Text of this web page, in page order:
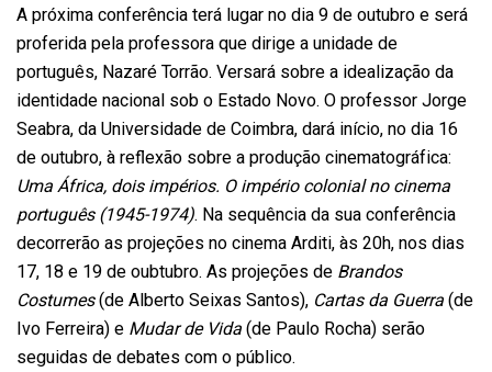
A próxima conferência terá lugar no dia 9 de outubro e será
proferida pela professora que dirige a unidade de
português, Nazaré Torrão. Versará sobre a idealização da
identidade nacional sob o Estado Novo. O professor Jorge
Seabra, da Universidade de Coimbra, dará início, no dia 16
de outubro, à reflexão sobre a produção cinematográfica:
Uma África, dois impérios. O império colonial no cinema
português (1945-1974). Na sequência da sua conferência
decorrerão as projeções no cinema Arditi, às 20h, nos dias
17, 18 e 19 de oubtubro. As projeções de Brandos
Costumes(de Alberto Seixas Santos), Cartas da Guerra(de
Ivo Ferreira) e Mudar de Vida(de Paulo Rocha) serão
seguidas de debates com o público.